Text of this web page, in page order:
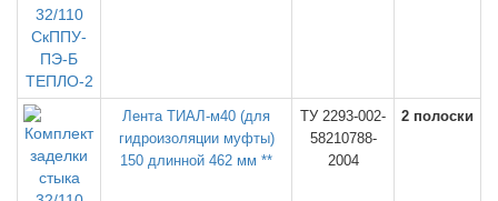
Лента ТИАЛ-м40 (для
гидроизоляции муфты)
150 длинной 462 мм **
ТУ 2293-002-
58210788-
2004
2 полоски